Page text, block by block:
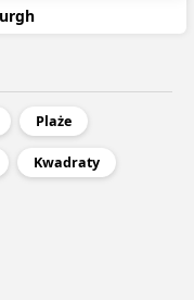
Plaże
Kwadraty